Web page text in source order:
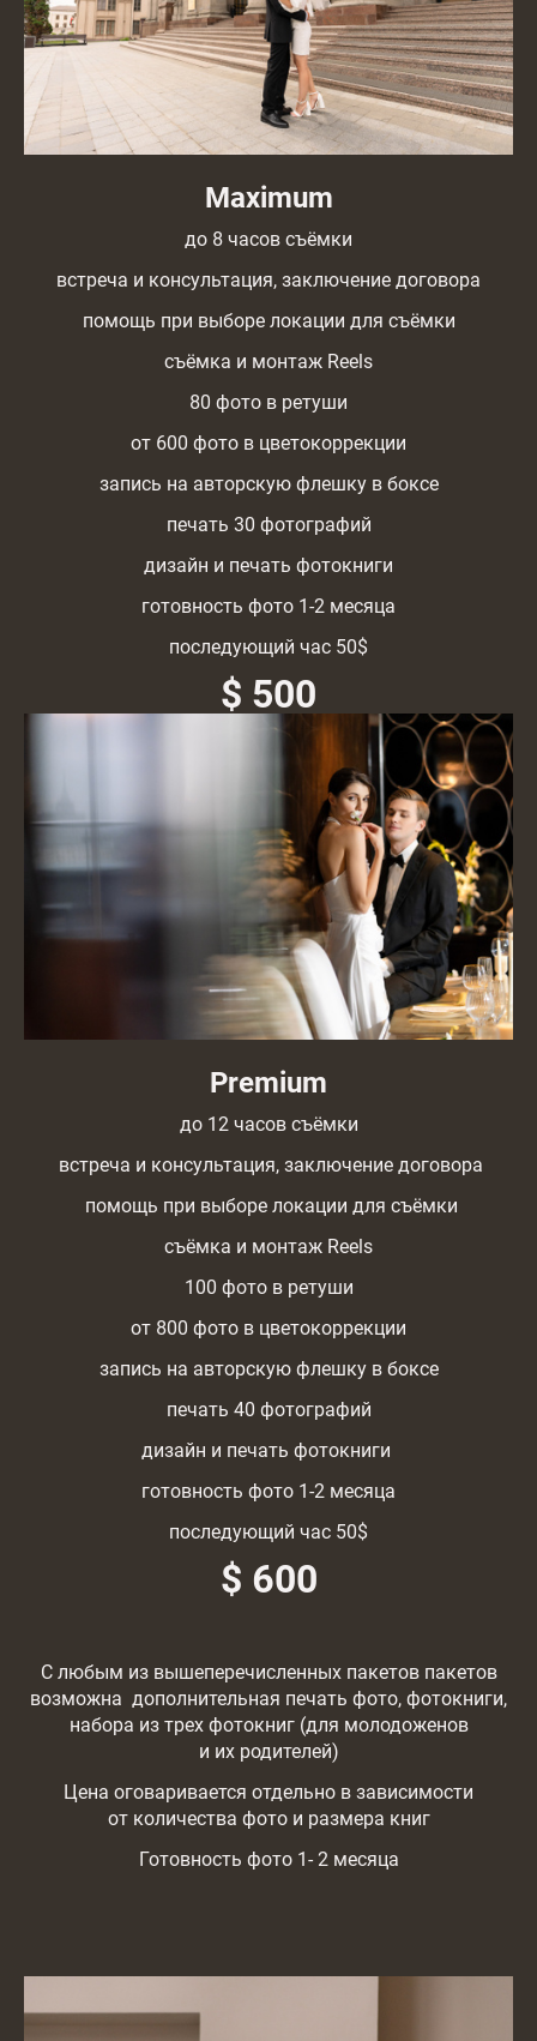
Maximum
до 8 часов съёмки
встреча и консультация, заключение договора
помощь при выборе локации для съёмки
съёмка и монтаж Reels
80 фото в ретуши
от 600 фото в цветокоррекции
запись на авторскую флешку в боксе
печать 30 фотографий
дизайн и печать фотокниги
готовность фото 1-2 месяца
последующий час 50$
$ 500
Premium
до 12 часов съёмки
встреча и консультация, заключение договора
помощь при выборе локации для съёмки
съёмка и монтаж Reels
100 фото в ретуши
от 800 фото в цветокоррекции
запись на авторскую флешку в боксе
печать 40 фотографий
дизайн и печать фотокниги
готовность фото 1-2 месяца
последующий час 50$
$ 600
С любым из вышеперечисленных пакетов пакетов
возможна дополнительная печать фото, фотокниги,
набора из трех фотокниг (для молодоженов
и их родителей)
Цена оговаривается отдельно в зависимости
от количества фото и размера книг
Готовность фото 1- 2 месяца